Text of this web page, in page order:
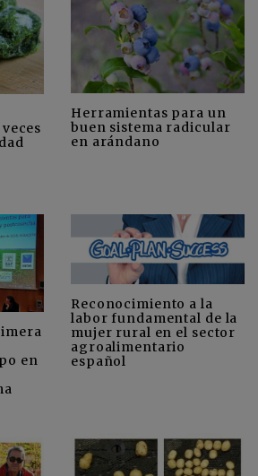
Herramientas para un
buen sistema radicular
en arándano
en
Reconocimiento a la
labor fundamental de la
mujer rural en el sector
agroalimentario
español